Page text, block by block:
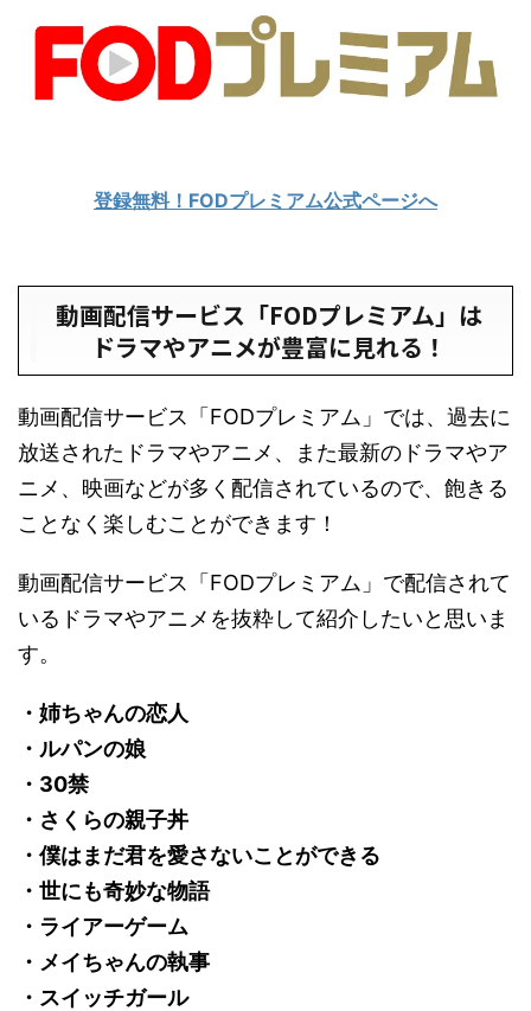
登録無料！FODプレミアム公式ページへ
動画配信サービス「FODプレミアム」は
ドラマやアニメが豊富に見れる！
動画配信サービス「FODプレミアム」では、過去に
放送されたドラマやアニメ、また最新のドラマやア
ニメ、映画などが多く配信されているので、飽きる
ことなく楽しむことができます！
動画配信サービス「FODプレミアム」で配信されて
いるドラマやアニメを抜粋して紹介したいと思いま
す。
・姉ちゃんの恋人
・ルパンの娘
・30禁
・さくらの親子丼
・僕はまだ君を愛さないことができる
・世にも奇妙な物語
・ライアーゲーム
・メイちゃんの執事
・スイッチガール